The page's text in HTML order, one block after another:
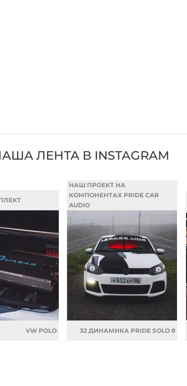
ЛЕНТА В INSTAGRAM
VW POLO
НАШ ПРОЕКТ НА
КОМПОНЕНТАХ PRIDE CAR
AUDIO
32 ДИНАМИКА PRIDE SOLO 8